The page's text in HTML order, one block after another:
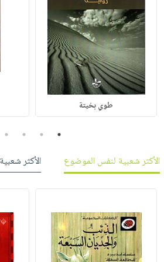
طوي بخيتة
1
2
3
4
الأكثر شعبية لنفس الموضوع
الأكثر